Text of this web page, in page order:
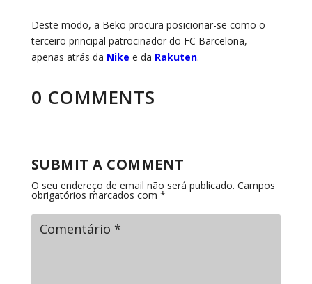
Deste modo, a Beko procura posicionar-se como o
terceiro principal patrocinador do FC Barcelona,
apenas atrás da Nike e da Rakuten.
0 COMMENTS
SUBMIT A COMMENT
O seu endereço de email não será publicado. Campos
obrigatórios marcados com *